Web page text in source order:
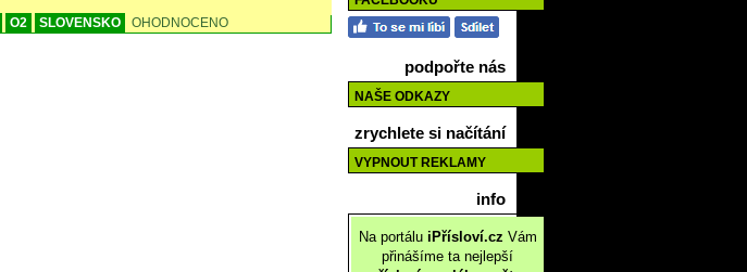
O2 SLOVENSKO OHODNOCENO
podpořte nás
NAŠE ODKAZY
zrychlete si načítání
VYPNOUT REKLAMY
info
Na portálu iPřísloví.cz Vám
přinášíme ta nejlepší